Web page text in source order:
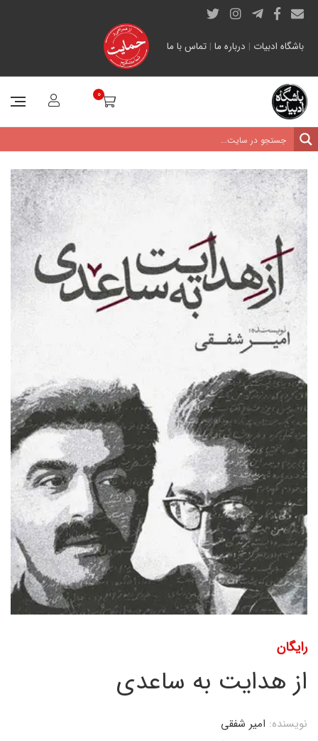
باشگاه ادبیات | درباره ما | تماس با ما
0
رایگان
از هدایت به ساعدی
نویسنده: امیر شفقی